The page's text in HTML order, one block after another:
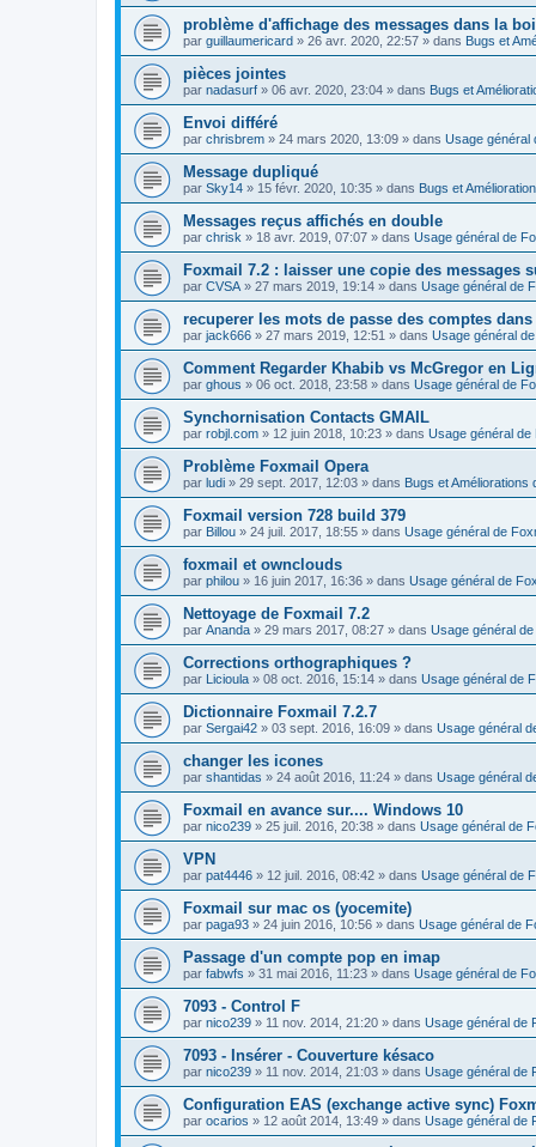
problème d'affichage des messages dans la
par guillaumericard » 26 avr. 2020, 22:57 » dans Bugs et
pièces jointes
par nadasurf » 06 avr. 2020, 23:04 » dans Bugs et
Envoi différé
par chrisbrem » 24 mars 2020, 13:09 » dans Usage général
Message dupliqué
par Sky14 » 15 févr. 2020, 10:35 » dans Bugs et
Messages reçus affichés en double
par chrisk » 18 avr. 2019, 07:07 » dans Usage général de
Foxmail 7.2 : laisser une copie des messages
par CVSA » 27 mars 2019, 19:14 » dans Usage général de
recuperer les mots de passe des comptes
par jack666 » 27 mars 2019, 12:51 » dans Usage général
Comment Regarder Khabib vs McGregor en
par ghous » 06 oct. 2018, 23:58 » dans Usage général de
Synchornisation Contacts GMAIL
par robjl.com » 12 juin 2018, 10:23 » dans Usage général de
Problème Foxmail Opera
par ludi » 29 sept. 2017, 12:03 » dans Bugs et Améliorations
Foxmail version 728 build 379
par Billou » 24 juil. 2017, 18:55 » dans Usage général de
foxmail et ownclouds
par philou » 16 juin 2017, 16:36 » dans Usage général de
Nettoyage de Foxmail 7.2
par Ananda » 29 mars 2017, 08:27 » dans Usage général
Corrections orthographiques ?
par Licioula » 08 oct. 2016, 15:14 » dans Usage général de
Dictionnaire Foxmail 7.2.7
par Sergai42 » 03 sept. 2016, 16:09 » dans Usage général
changer les icones
par shantidas » 24 août 2016, 11:24 » dans Usage général
Foxmail en avance sur.... Windows 10
par nico239 » 25 juil. 2016, 20:38 » dans Usage général de
VPN
par pat4446 » 12 juil. 2016, 08:42 » dans Usage général de
Foxmail sur mac os (yocemite)
par paga93 » 24 juin 2016, 10:56 » dans Usage général de
Passage d'un compte pop en imap
par fabwfs » 31 mai 2016, 11:23 » dans Usage général de
7093 - Control F
par nico239 » 11 nov. 2014, 21:20 » dans Usage général de
7093 - Insérer - Couverture késaco
par nico239 » 11 nov. 2014, 21:03 » dans Usage général de
Configuration EAS (exchange active sync)
par ocarios » 12 août 2014, 13:49 » dans Usage général de